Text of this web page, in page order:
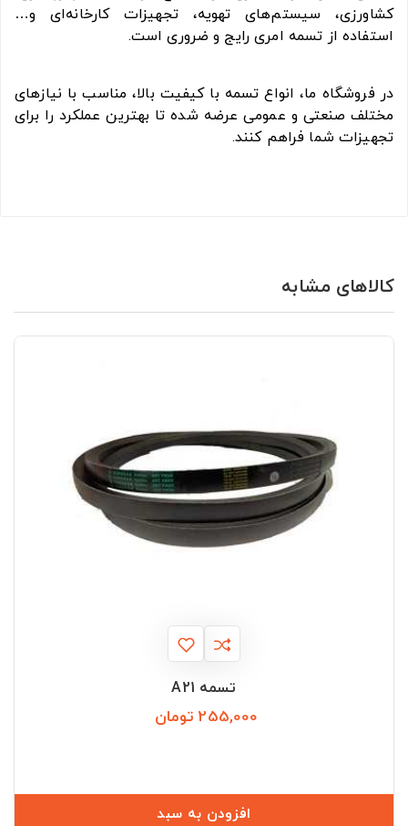
کشاورزی، سیستم‌های تهویه، تجهیزات کارخانه‌ای و…
استفاده از تسمه امری رایج و ضروری است.
در فروشگاه ما، انواع تسمه با کیفیت بالا، مناسب با نیازهای
مختلف صنعتی و عمومی عرضه شده تا بهترین عملکرد را برای
تجهیزات شما فراهم کنند.
کالاهای مشابه
تسمه A21
255,000 تومان
افزودن به سبد